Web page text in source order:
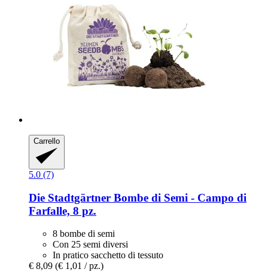
Carrello
5.0 (7)
Die Stadtgärtner Bombe di Semi -​ Campo di
Farfalle, 8 pz.
8 bombe di semi
Con 25 semi diversi
In pratico sacchetto di tessuto
€ 8,09 (€ 1,01 / pz.)